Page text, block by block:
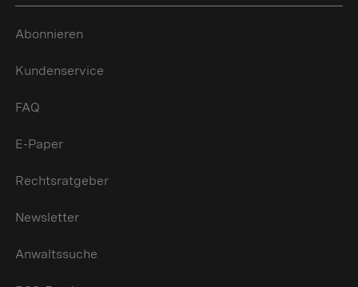
Abonnieren
Kundenservice
FAQ
E-Paper
Rechtsratgeber
Newsletter
Anwaltssuche